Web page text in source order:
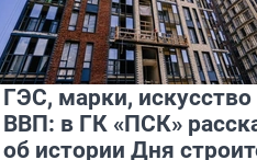
ГЭС, марки, искусство
ВВП: в ГК «ПСК»
об истории Дня